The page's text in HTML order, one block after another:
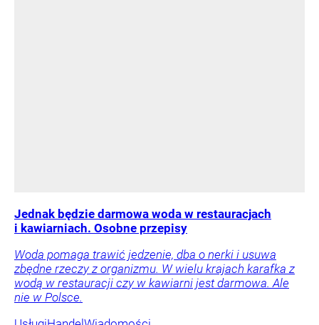
Jednak będzie darmowa woda w restauracjach
i kawiarniach. Osobne przepisy
Woda pomaga trawić jedzenie, dba o nerki i usuwa
zbędne rzeczy z organizmu. W wielu krajach karafka z
wodą w restauracji czy w kawiarni jest darmowa. Ale
nie w Polsce.